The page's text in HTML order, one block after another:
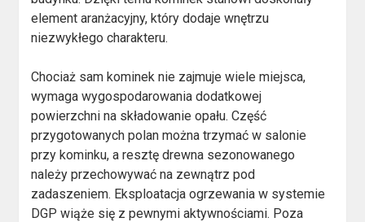
element aranżacyjny, który dodaje wnętrzu
niezwykłego charakteru.
Chociaż sam kominek nie zajmuje wiele miejsca,
wymaga wygospodarowania dodatkowej
powierzchni na składowanie opału. Część
przygotowanych polan można trzymać w salonie
przy kominku, a resztę drewna sezonowanego
należy przechowywać na zewnątrz pod
zadaszeniem. Eksploatacja ogrzewania w systemie
DGP wiąże się z pewnymi aktywnościami. Poza